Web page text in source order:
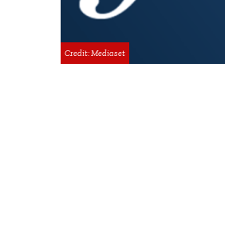
Credit: Mediaset